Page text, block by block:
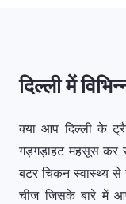
दिल्ली में
क्या आप दिल्ली के
गड़गड़ाहट महसूस कर
बटर चिकन स्वास्थ्य से
चीज जिसके बारे में